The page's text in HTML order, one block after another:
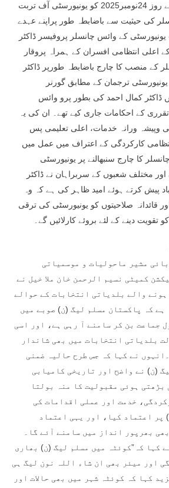
ڈاکٹر کمال احمد نے پیر کے روز 24نومبر2025 کو یونیورسٹی آف تربت
کی حیثیت سے باضابطہ طور پراپنے عہدے
یونیورسٹی کے وائس چانسلر پروفیسر ڈاکٹر
اعلی انتظامی افسران کے ہمراہ پروقار
کے منصب کا چارج باضابطہ طورپر ڈاکٹر
ترجمان کے مطابق گورنر
ڈاکٹر کمال احمد کی بطور پرو وائس
کے احکامات جاری کیے تھے۔ ان کی یہ
وپیشہ ورانہ خدمات، اعلی تعلیمی پس
کارکردگی کے اعتراف میں عمل میں
کا چارج سنبھالنے پر یونیورسٹی
اور مختلف شعبوں کے سربراہان نے ڈاکٹر
پیش کرتے ہوئے امید ظاہر کی ہے کہ وہ
قائدانہ صلاحیتوں کو یونیورسٹی کی ترقی
دینے کے لئے بروئے کارلائیں گے۔
25 نومبر2025: صوبائی مشیر ماحولیات و موسمیاتی
کمیٹی نسیم الرحمن خان ملا خیل نے
والے بلدیاتی انتخابات کے حوالے
ہے کہ پاکستان مسلم لیگ (ن) صوبے میں
جماعت بن کر سامنے آ رہی ہے، اور اسی
بلدیاتی انتخابات میں بھی شاندار
نے کہا کہ جس طرح حالیہ ضمنی
(ن) نے واضح اور تاریخی کامیابی
بڑھتی ہوئی مقبولیت کا منہ بولتا
خدمت اور عملی اقدامات کی
پر اعتماد کیا، اور یہی اعتماد
بھرپور انداز میں سامنے آئے گا۔
کہا کہ”کوئٹہ میں مسلم لیگ (ن) بھاری
اور میئر بھی ان شاء اللہ نون لیگ ہی
کہا کہ کوئٹہ شہر میں بھی حالات اور